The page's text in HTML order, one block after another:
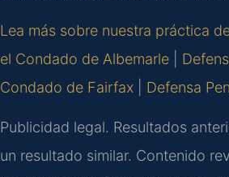
Lea más sobre nuestra práctica
el Condado de Albemarle
Condado de Fairfax
Defensa
Publicidad legal. Resultados
un resultado similar. Contenido